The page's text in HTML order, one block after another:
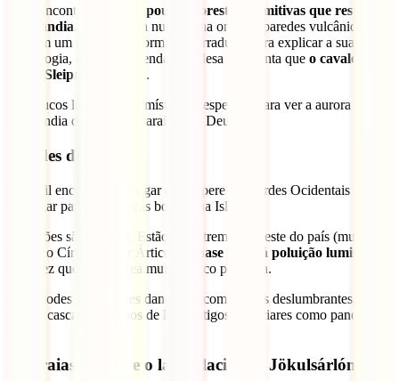
Aqui encontras uma das poucas florestas primitivas que restam
na Islândia.
Está situada numa zona onde as paredes vulcânicas
formam um recinto em forma de ferradura. Para explicar a sua
morfologia, existe uma lenda islandesa que conta que o cavalo de
Odin, Sleipnir
, pisou ali.
Há poucos lugares mais místicos e especiais para ver a aurora boreal
na Islândia do que este Paraíso dos Deuses.
Fiordes do Oeste
É difícil encontrar um lugar que supere os Fiordes Ocidentais como
um lugar para ver auroras boreais na Islândia.
As razões são simples. Estão no extremo noroeste do país (muito
perto do Círculo Polar Ártico) e
quase não há poluição luminosa
uma vez que é uma área muito pouco povoada.
Aqui podes ver as luzes dançantes com fiordes deslumbrantes,
praias, cascatas, campos de lava antigos e glaciares como pano de
As praias de Vík e o lago glaciar de Jökulsárlón